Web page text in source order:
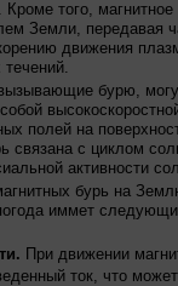
Кроме того,
Земли, передавая
движения
течений.
бурю,
полей на
связана с циклом
активности
бурь на
иммет
При движении
ток, что